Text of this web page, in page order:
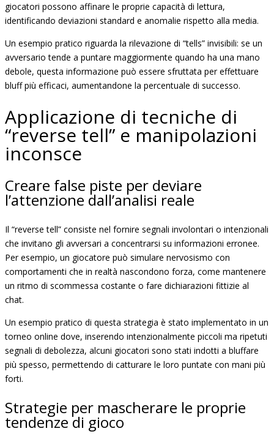
giocatori possono affinare le proprie capacità di lettura,
identificando deviazioni standard e anomalie rispetto alla media.
Un esempio pratico riguarda la rilevazione di “tells” invisibili: se un
avversario tende a puntare maggiormente quando ha una mano
debole, questa informazione può essere sfruttata per effettuare
bluff più efficaci, aumentandone la percentuale di successo.
Applicazione di tecniche di
“reverse tell” e manipolazioni
inconsce
Creare false piste per deviare
l’attenzione dall’analisi reale
Il “reverse tell” consiste nel fornire segnali involontari o intenzionali
che invitano gli avversari a concentrarsi su informazioni erronee.
Per esempio, un giocatore può simulare nervosismo con
comportamenti che in realtà nascondono forza, come mantenere
un ritmo di scommessa costante o fare dichiarazioni fittizie al
chat.
Un esempio pratico di questa strategia è stato implementato in un
torneo online dove, inserendo intenzionalmente piccoli ma ripetuti
segnali di debolezza, alcuni giocatori sono stati indotti a bluffare
più spesso, permettendo di catturare le loro puntate con mani più
forti.
Strategie per mascherare le proprie
tendenze di gioco